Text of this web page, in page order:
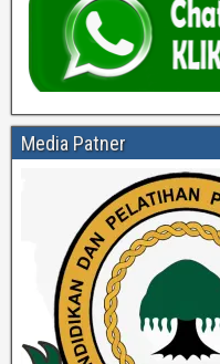
Media Patner